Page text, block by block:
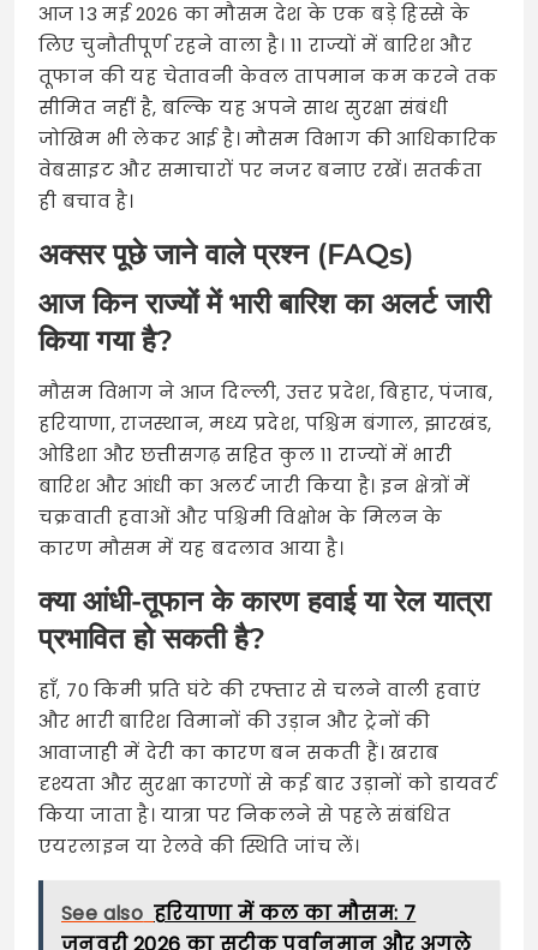
आज 13 मई 2026 का मौसम देश के एक बड़े हिस्से के
लिए चुनौतीपूर्ण रहने वाला है। 11 राज्यों में बारिश और
तूफान की यह चेतावनी केवल तापमान कम करने तक
सीमित नहीं है, बल्कि यह अपने साथ सुरक्षा संबंधी
जोखिम भी लेकर आई है। मौसम विभाग की आधिकारिक
वेबसाइट और समाचारों पर नजर बनाए रखें। सतर्कता
ही बचाव है।
अक्सर पूछे जाने वाले प्रश्न (FAQs)
आज किन राज्यों में भारी बारिश का अलर्ट जारी
किया गया है?
मौसम विभाग ने आज दिल्ली, उत्तर प्रदेश, बिहार, पंजाब,
हरियाणा, राजस्थान, मध्य प्रदेश, पश्चिम बंगाल, झारखंड,
ओडिशा और छत्तीसगढ़ सहित कुल 11 राज्यों में भारी
बारिश और आंधी का अलर्ट जारी किया है। इन क्षेत्रों में
चक्रवाती हवाओं और पश्चिमी विक्षोभ के मिलन के
कारण मौसम में यह बदलाव आया है।
क्या आंधी-तूफान के कारण हवाई या रेल यात्रा
प्रभावित हो सकती है?
हाँ, 70 किमी प्रति घंटे की रफ्तार से चलने वाली हवाएं
और भारी बारिश विमानों की उड़ान और ट्रेनों की
आवाजाही में देरी का कारण बन सकती हैं। खराब
दृश्यता और सुरक्षा कारणों से कई बार उड़ानों को डायवर्ट
किया जाता है। यात्रा पर निकलने से पहले संबंधित
एयरलाइन या रेलवे की स्थिति जांच लें।
See also हरियाणा में कल का मौसम: 7